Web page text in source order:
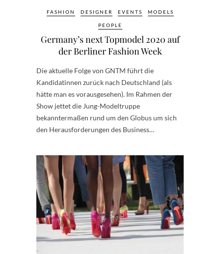
FASHION DESIGNER EVENTS MODELS
PEOPLE
Germany’s next Topmodel 2020 auf
der Berliner Fashion Week
Die aktuelle Folge von GNTM führt die
Kandidatinnen zurück nach Deutschland (als
hätte man es vorausgesehen). Im Rahmen der
Show jettet die Jung-Modeltruppe
bekanntermaßen rund um den Globus um sich
den Herausforderungen des Business…